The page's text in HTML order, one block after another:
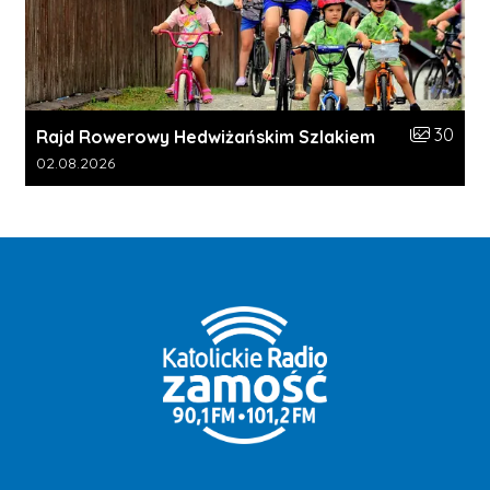
Rajd Rowerowy Hedwiżańskim Szlakiem Liczba
30
Data dodania galerii:
02.08.2026